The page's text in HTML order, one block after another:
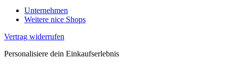
Unternehmen
Weitere nice Shops
Vertrag widerrufen
Personalisiere dein Einkaufserlebnis